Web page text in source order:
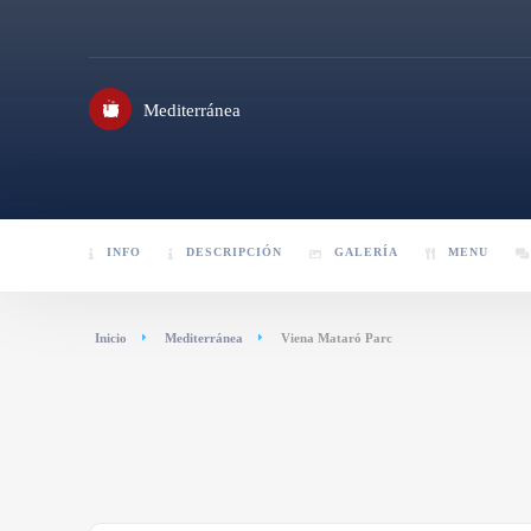
Mediterránea
INFO DESCRIPCIÓN GALERÍA MENU
Inicio Mediterránea Viena Mataró Parc